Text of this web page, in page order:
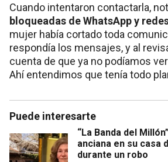
Cuando intentaron contactarla,
bloqueadas de WhatsApp y
mujer había cortado toda
respondía los mensajes, y al
cuenta de que ya no podíamos
Ahí entendimos que tenía todo
Puede interesarte
“La Banda del
anciana en su casa
durante un robo